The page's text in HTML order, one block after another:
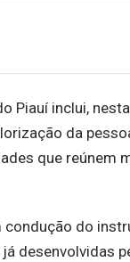
Piauí inclui,
da
que reúnem
do
desenvolvidas